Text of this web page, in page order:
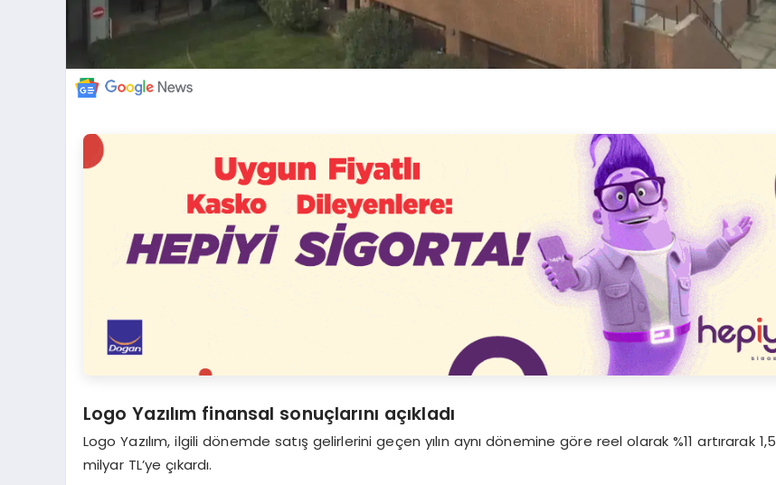
Logo Yazılım finansal sonuçlarını açıkladı
Logo Yazılım, ilgili dönemde satış gelirlerini geçen yılın aynı dönemine göre reel olarak %11 artırarak 1,5
milyar TL’ye çıkardı.